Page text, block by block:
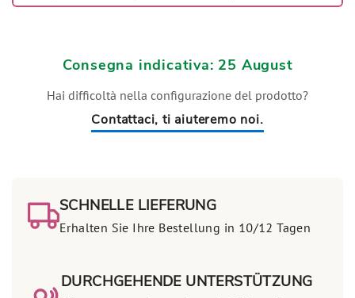
Consegna indicativa: 25 August
Hai difficoltà nella configurazione del prodotto?
Contattaci, ti aiuteremo noi.
SCHNELLE LIEFERUNG
Erhalten Sie Ihre Bestellung in 10/12 Tagen
DURCHGEHENDE UNTERSTÜTZUNG